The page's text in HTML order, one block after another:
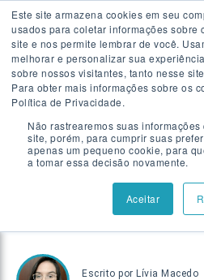
Este site armazena cookies em seu
usados para coletar informações sobre
site e nos permite lembrar de você.
melhorar e personalizar sua
sobre nossos visitantes, tanto nesse
Para obter mais informações sobre os
Política de Privacidade.
Não rastrearemos suas
site, porém, para cumprir suas
apenas um pequeno cookie, para
a tomar essa decisão novamente.
Aceitar
Falar com especialista
GERAÇÃO DE DEMANDA |16 MIN
Como os
BDRs
Entrevistamos 5
profissionais!
Escrito por Lívia Macedo